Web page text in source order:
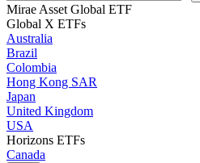
Mirae Asset Global ETF
Global X ETFs
Australia
Brazil
Colombia
Hong Kong SAR
Japan
United Kingdom
USA
Horizons ETFs
Canada